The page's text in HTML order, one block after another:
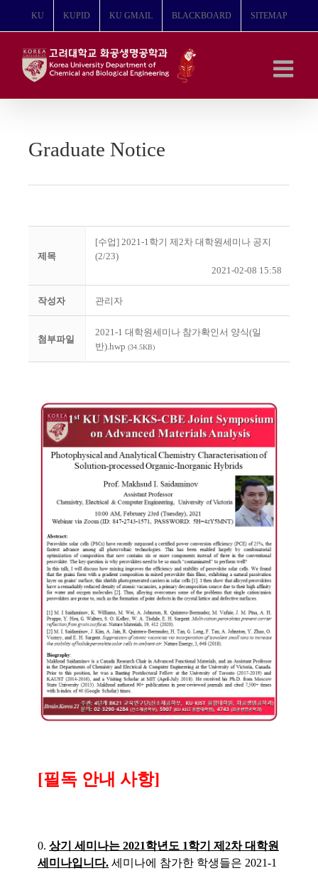
뛰
KU KUPID KU GMAIL BLACKBOARD SITEMAP
Graduate Notice
제목
[수업] 2021-1학기 제2차 대학원세미나 공지
(2/23)
2021-02-08 15:58
작성자 관리자
첨부파일
2021-1 대학원세미나 참가확인서 양식(일
반).hwp (34.5KB)
[필독 안내 사항]
0. 상기 세미나는 2021학년도 1학기 제2차 대학원
세미나입니다. 세미나에 참가한 학생들은 2021-1